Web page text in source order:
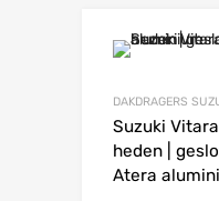
DAKDRAGERS
Suzuki
heden |
Atera